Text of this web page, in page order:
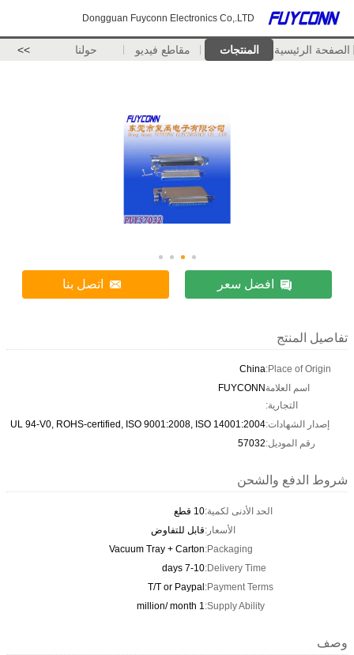
Dongguan Fuyconn Electronics Co,.LTD
الصفحة الرئيسية المنتجات مقاطع فيديو حولنا >>
افضل سعر اتصل بنا
تفاصيل المنتج
Place of Origin:
China
اسم العلامة
التجارية:
FUYCONN
إصدار الشهادات:UL 94-V0, ROHS-certified, ISO 9001:2008, ISO 14001:2004
رقم الموديل:57032
شروط الدفع والشحن
الحد الأدنى لكمية:10 قطع
الأسعار:قابل للتفاوض
Packaging:
Vacuum Tray + Carton
Delivery Time:
7-10 days
Payment Terms:
T/T or Paypal
Supply Ability:
1 million/ month
وصف